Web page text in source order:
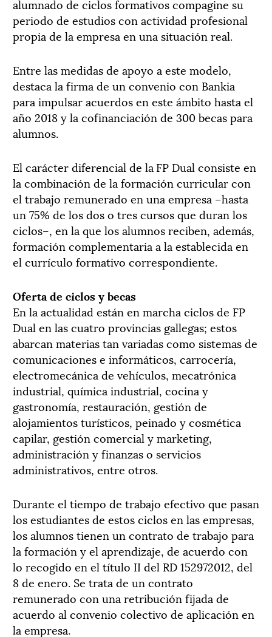
alumnado de ciclos formativos compagine su
periodo de estudios con actividad profesional
propia de la empresa en una situación real.
Entre las medidas de apoyo a este modelo,
destaca la firma de un convenio con Bankia
para impulsar acuerdos en este ámbito hasta el
año 2018 y la cofinanciación de 300 becas para
alumnos.
El carácter diferencial de la FP Dual consiste en
la combinación de la formación curricular con
el trabajo remunerado en una empresa –hasta
un 75% de los dos o tres cursos que duran los
ciclos–, en la que los alumnos reciben, además,
formación complementaria a la establecida en
el currículo formativo correspondiente.
Oferta de ciclos y becas
En la actualidad están en marcha ciclos de FP
Dual en las cuatro provincias gallegas; estos
abarcan materias tan variadas como sistemas de
comunicaciones e informáticos, carrocería,
electromecánica de vehículos, mecatrónica
industrial, química industrial, cocina y
gastronomía, restauración, gestión de
alojamientos turísticos, peinado y cosmética
capilar, gestión comercial y marketing,
administración y finanzas o servicios
administrativos, entre otros.
Durante el tiempo de trabajo efectivo que pasan
los estudiantes de estos ciclos en las empresas,
los alumnos tienen un contrato de trabajo para
la formación y el aprendizaje, de acuerdo con
lo recogido en el título II del RD 152972012, del
8 de enero. Se trata de un contrato
remunerado con una retribución fijada de
acuerdo al convenio colectivo de aplicación en
la empresa.